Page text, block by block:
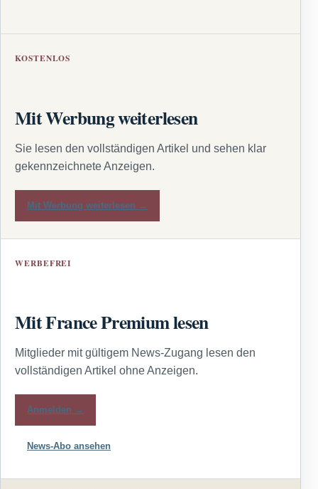
KOSTENLOS
Mit Werbung weiterlesen
Sie lesen den vollständigen Artikel und sehen klar
gekennzeichnete Anzeigen.
Mit Werbung weiterlesen →
WERBEFREI
Mit France Premium lesen
Mitglieder mit gültigem News-Zugang lesen den
vollständigen Artikel ohne Anzeigen.
Anmelden →
News-Abo ansehen